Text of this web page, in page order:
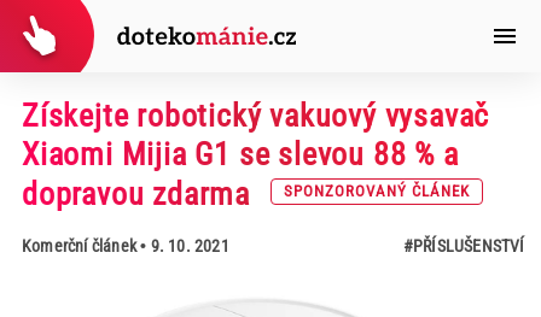
Získejte robotický vakuový vysavač
Xiaomi Mijia G1 se slevou 88 % a
dopravou zdarma
SPONZOROVANÝ ČLÁNEK
Komerční článek• 9. 10. 2021 #PŘÍSLUŠENSTVÍ